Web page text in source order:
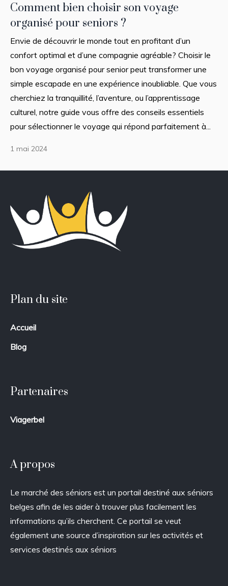
Comment bien choisir son voyage
organisé pour seniors ?
Envie de découvrir le monde tout en profitant d’un
confort optimal et d’une compagnie agréable? Choisir le
bon voyage organisé pour senior peut transformer une
simple escapade en une expérience inoubliable. Que vous
cherchiez la tranquillité, l’aventure, ou l’apprentissage
culturel, notre guide vous offre des conseils essentiels
pour sélectionner le voyage qui répond parfaitement à...
1 mai 2024
Plan du site
Accueil
Blog
Partenaires
Viagerbel
A propos
Le marché des séniors est un portail destiné aux séniors
belges afin de les aider à trouver plus facilement les
informations qu’ils cherchent. Ce portail se veut
également une source d’inspiration sur les activités et
services destinés aux séniors